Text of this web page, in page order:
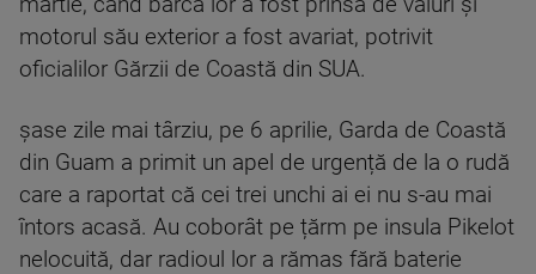
motorul său exterior a fost avariat, potrivit
oficialilor Gărzii de Coastă din SUA.
șase zile mai târziu, pe 6 aprilie, Garda de Coastă
din Guam a primit un apel de urgență de la o rudă
care a raportat că cei trei unchi ai ei nu s-au mai
întors acasă. Au coborât pe țărm pe insula Pikelot
nelocuită, dar radioul lor a rămas fără baterie